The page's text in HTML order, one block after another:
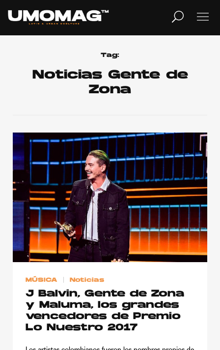
TV
Home
Cover Story
Publicidad
Contacto
© 2015-2022 UMOMAG. PROPIEDAD DE UMO agency. TODOS LOS
DERECHOS RESERVADOS.
Tag:
Noticias Gente de
Zona
MÚSICA Noticias
J Balvin, Gente de Zona
y Maluma, los grandes
vencedores de Premio
Lo Nuestro 2017